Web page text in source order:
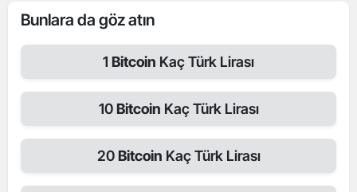
Bunlara da göz atın
1 Bitcoin Kaç Türk Lirası
10Bitcoin Kaç Türk Lirası
20Bitcoin Kaç Türk Lirası